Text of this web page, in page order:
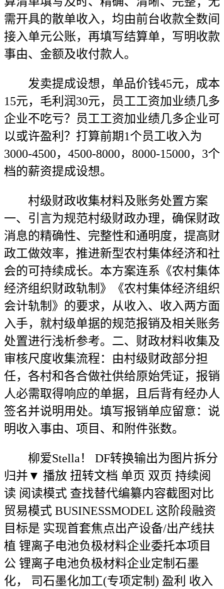
需开具的散单收入，均由前台收款全数间
接入单元公账，再填写结算单，写明收款
事由、金额及收付款人。
发卖提成设想，单品价钱45元，成本
15元，毛利润30元，员工工资加业绩几多
企业不吃亏？员工工资加业绩几多企业可
以或许盈利？打算前期1个员工收入为
3000-4500，4500-8000，8000-15000，3个
档的薪资提成设想。
村级财政收集材料及账务处置方案
一、引言为规范村级财政办理，确保财政
消息的精确性、完整性和通明度，提高财
政工做效率，推进新型农村集体经济和社
会的可持续成长。本方案连系《农村集体
经济组织财政轨制》《农村集体经济组织
会计轨制》的要求，从收入、收入两方面
入手，就村级单据的规范报销及相关账务
处置进行浅析参考。二、财政材料收集及
审核尺度收集流程：由村级财政部分担
任，各村和各合做社供给原始凭证，报销
人必需取得响应的单据，且后背有经办人
签名并说明用处。填写报销单应留意：说
明收入事由、项目、和附件张数。
柳爱Stella！ DF转换输出为图片拆分
归并▼ 播放 扭转文档 单页 双页 持续阅
读 阅读模式 查找替代编纂内容截图对比
贸易模式 BUSINESSMODEL 这阶段融资
目标是 实现首套焦点出产设备/出产线扶
植 锂离子电池负极材料企业委托本项目
公 锂离子电池负极材料企业定制石墨
化， 司石墨化加工(专项定制) 盈利 收入